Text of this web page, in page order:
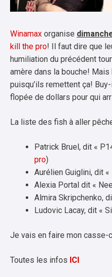
Winamax organise
kill the pro! Il faut dire que
humiliation du précédent
amère dans la bouche!
puisqu’ils remettent ça!
flopée de dollars pour qui
La liste des fish à aller
Patrick Bruel, dit «
pro)
Aurélien Guiglini, dit
Alexia Portal dit «
Almira Skripchenko,
Ludovic Lacay, dit «
Je vais en faire mon casse-
Toutes les infos ICI